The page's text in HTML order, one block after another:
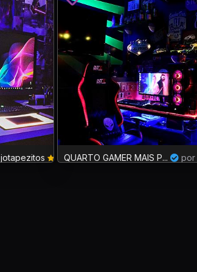
jotapezitos XP: 1
QUARTO GAMER MAIS P... por